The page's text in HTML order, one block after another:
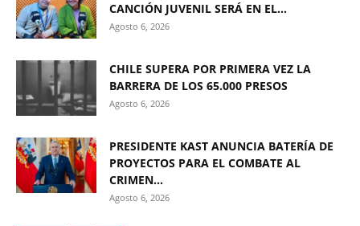
CANCIÓN JUVENIL SERÁ EN EL...
Agosto 6, 2026
CHILE SUPERA POR PRIMERA VEZ LA
BARRERA DE LOS 65.000 PRESOS
Agosto 6, 2026
PRESIDENTE KAST ANUNCIA BATERÍA DE
PROYECTOS PARA EL COMBATE AL
CRIMEN...
Agosto 6, 2026